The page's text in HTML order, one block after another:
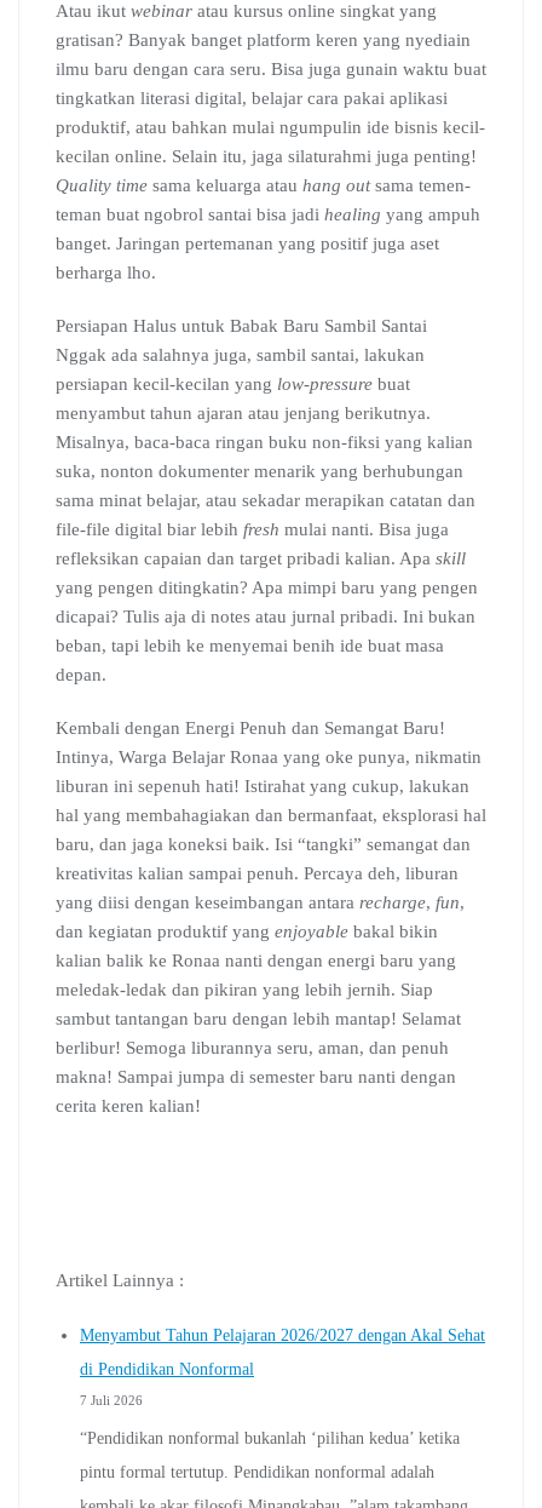
Atau ikut webinar atau kursus online singkat yang
gratisan? Banyak banget platform keren yang nyediain
ilmu baru dengan cara seru. Bisa juga gunain waktu buat
tingkatkan literasi digital, belajar cara pakai aplikasi
produktif, atau bahkan mulai ngumpulin ide bisnis kecil-
kecilan online. Selain itu, jaga silaturahmi juga penting!
Quality time sama keluarga atau hang outsama temen-
teman buat ngobrol santai bisa jadi healing yang ampuh
banget. Jaringan pertemanan yang positif juga aset
berharga lho.
Persiapan Halus untuk Babak Baru Sambil Santai
Nggak ada salahnya juga, sambil santai, lakukan
persiapan kecil-kecilan yang low-pressure buat
menyambut tahun ajaran atau jenjang berikutnya.
Misalnya, baca-baca ringan buku non-fiksi yang kalian
suka, nonton dokumenter menarik yang berhubungan
sama minat belajar, atau sekadar merapikan catatan dan
file-file digital biar lebih fresh mulai nanti. Bisa juga
refleksikan capaian dan target pribadi kalian. Apa skill
yang pengen ditingkatin? Apa mimpi baru yang pengen
dicapai? Tulis aja di notes atau jurnal pribadi. Ini bukan
beban, tapi lebih ke menyemai benih ide buat masa
depan.
Kembali dengan Energi Penuh dan Semangat Baru!
Intinya, Warga Belajar Ronaa yang oke punya, nikmatin
liburan ini sepenuh hati! Istirahat yang cukup, lakukan
hal yang membahagiakan dan bermanfaat, eksplorasi hal
baru, dan jaga koneksi baik. Isi “tangki” semangat dan
kreativitas kalian sampai penuh. Percaya deh, liburan
yang diisi dengan keseimbangan antara recharge, fun,
dan kegiatan produktif yang enjoyable bakal bikin
kalian balik ke Ronaa nanti dengan energi baru yang
meledak-ledak dan pikiran yang lebih jernih. Siap
sambut tantangan baru dengan lebih mantap! Selamat
berlibur! Semoga liburannya seru, aman, dan penuh
makna! Sampai jumpa di semester baru nanti dengan
cerita keren kalian!
Artikel Lainnya :
Menyambut Tahun Pelajaran 2026/2027 dengan Akal Sehat
di Pendidikan Nonformal
7 Juli 2026
“Pendidikan nonformal bukanlah ‘pilihan kedua’ ketika
pintu formal tertutup. Pendidikan nonformal adalah